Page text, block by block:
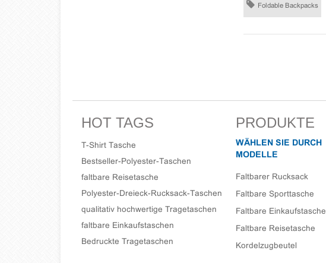
Foldable Backpacks
HOT TAGS
T-Shirt Tasche
Bestseller-Polyester-Taschen
faltbare Reisetasche
Polyester-Dreieck-Rucksack-Taschen
qualitativ hochwertige Tragetaschen
faltbare Einkaufstaschen
Bedruckte Tragetaschen
PRODUKTE
WÄHLEN SIE DURCH
MODELLE
Faltbarer Rucksack
Faltbare Sporttasche
Faltbare Einkaufstasche
Faltbare Reisetasche
Kordelzugbeutel